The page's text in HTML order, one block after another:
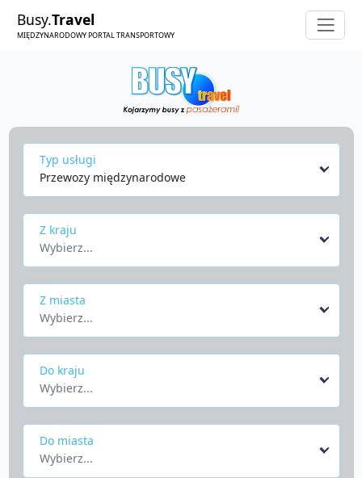
Busy.Travel
MIĘDZYNARODOWY PORTAL TRANSPORTOWY
Typ usługi
Przewozy międzynarodowe
Z kraju
Wybierz...
Z miasta
Wybierz...
Do kraju
Wybierz...
Do miasta
Wybierz...